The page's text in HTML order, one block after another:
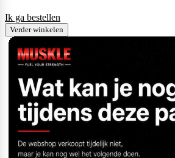
Ik ga bestellen
Verder winkelen